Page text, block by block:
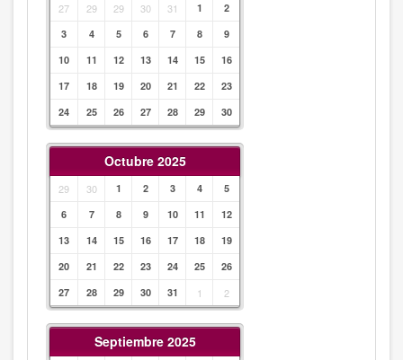
27 29 29 30 31 1
2
3
4 5 6 7 8
9
10
11 12 13 14 15
16
17
18 19 20 21 22
23
24
25 26 27 28 29 30
Octubre 2025
29 30 1 2 3 4
5
6
7 8 9 10 11
12
13
14 15 16 17 18
19
20
21 22 23 24 25
26
27
28 29 30 31 1 2
Septiembre 2025